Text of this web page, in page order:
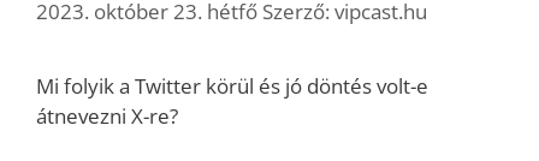
2023. október 23. hétfő Szerző: vipcast.hu
Mi folyik a Twitter körül és jó döntés volt-e
átnevezni X-re?